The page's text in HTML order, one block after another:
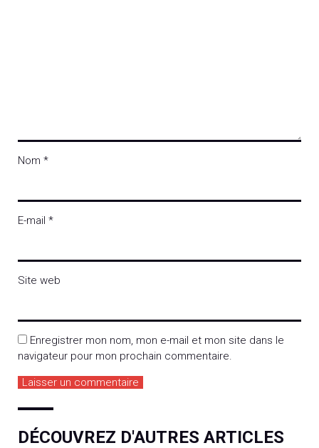
Nom *
E-mail *
Site web
Enregistrer mon nom, mon e-mail et mon site dans le
navigateur pour mon prochain commentaire.
DÉCOUVREZ D'AUTRES ARTICLES